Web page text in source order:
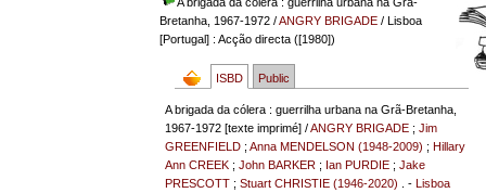
Bretanha, 1967-1972/ANGRY BRIGADE/ Lisboa
[Portugal] : Acção directa ([1980])
ISBD Public
A brigada da cólera : guerrilha urbana na Grã-Bretanha,
1967-1972 [texte imprimé] /ANGRY BRIGADE ;Jim
GREENFIELD ;Anna MENDELSON (1948-2009) ;Hillary
Ann CREEK ;John BARKER ; Ian PURDIE ;Jake
PRESCOTT ;Stuart CHRISTIE (1946-2020) . -Lisboa